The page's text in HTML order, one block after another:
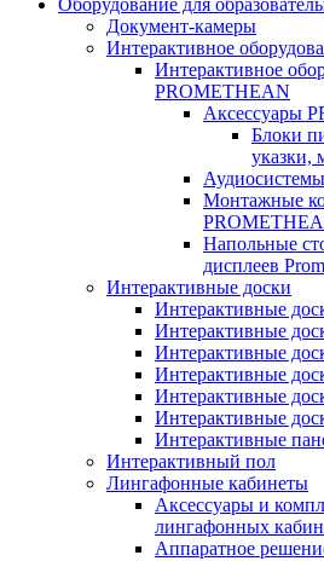
Оборудование для
Документ-камеры
Интерактивное
Интерактивное
PROMETHEAN
Аксессуары
Блоки
указки,
Монтажные
Напольные
дисплеев
Интерактивные доски
Интерактивные
Интерактивные
Интерактивные
Интерактивные
Интерактивные
Интерактивные
Интерактивные
Интерактивный пол
Лингафонные кабинеты
Аксессуары и
лингафонных
Аппаратное